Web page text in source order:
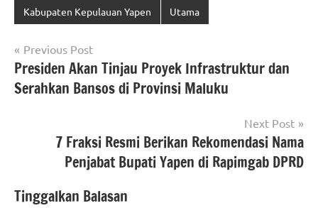
Kabupaten Kepulauan Yapen Utama
Navigasi
pos
Previous Post
Presiden Akan Tinjau Proyek Infrastruktur dan
Serahkan Bansos di Provinsi Maluku
Next Post
7 Fraksi Resmi Berikan Rekomendasi Nama
Penjabat Bupati Yapen di Rapimgab DPRD
Tinggalkan Balasan